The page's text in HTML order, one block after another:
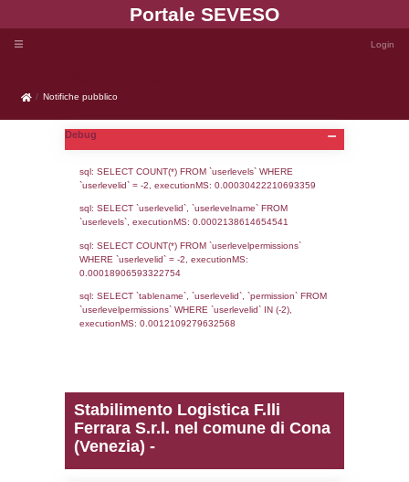
Portale
Notifiche pubblico
Notifiche pubblico
Debug
sql: SELECT COUNT(*) FROM `userlevels`
sql: SELECT `userlevelid`, `userlevelname`
0.00018906593322754
sql: SELECT `tablename`, `userlevelid`,